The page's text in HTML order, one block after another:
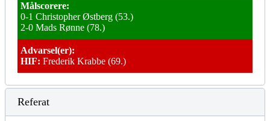
Målscorere:
0-1 Christopher Østberg (53.)
2-0 Mads Rønne (78.)
Advarsel(er):
HIF: Frederik Krabbe (69.)
Referat